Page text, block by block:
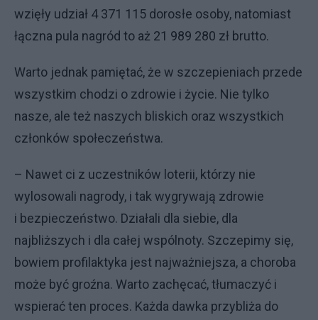
wzięły udział 4 371 115 dorosłe osoby, natomiast
łączna pula nagród to aż 21 989 280 zł brutto.
Warto jednak pamiętać, że w szczepieniach przede
wszystkim chodzi o zdrowie i życie. Nie tylko
nasze, ale też naszych bliskich oraz wszystkich
członków społeczeństwa.
– Nawet ci z uczestników loterii, którzy nie
wylosowali nagrody, i tak wygrywają zdrowie
i bezpieczeństwo. Działali dla siebie, dla
najbliższych i dla całej wspólnoty. Szczepimy się,
bowiem profilaktyka jest najważniejsza, a choroba
może być groźna. Warto zachęcać, tłumaczyć i
wspierać ten proces. Każda dawka przybliża do